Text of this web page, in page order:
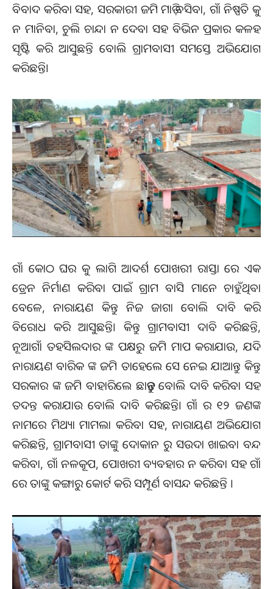
ବିବାଦ କରିବା ସହ, ସରକାରୀ ଜମି ମାଡ଼ି ବସିବା, ଗାଁ ନିଷ୍ପତି କୁ
ନ ମାନିବା, ଚୁଲି ଚାନ୍ଦା ନ ଦେବା ସହ ବିଭିନ ପ୍ରକାର କଳହ
ସୃଷ୍ଟି କରି ଆସୁଛନ୍ତି ବୋଲି ଗ୍ରାମବାସୀ ସମସ୍ତେ ଅଭିଯୋଗ
କରିଛନ୍ତି।
ଗାଁ କୋଠ ଘର କୁ ଲାଗି ଆଦର୍ଶ ପୋଖରୀ ରାସ୍ତା ରେ ଏକ
ଡ୍ରେନ ନିର୍ମାଣ କରିବା ପାଇଁ ଗ୍ରାମ ବାସି ମାନେ ଚାହୁଁଥିବା
ବେଳେ, ନାରାୟଣ କିନ୍ତୁ ନିଜ ଜାଗା ବୋଲି ଦାବି କରି
ବିରୋଧ କରି ଆସୁଛନ୍ତି। କିନ୍ତୁ ଗ୍ରାମବାସୀ ଦାବି କରିଛନ୍ତି,
ନୂଆଗାଁ ତହସିଲଦାର ଙ୍କ ପକ୍ଷରୁ ଜମି ମାପ କରାଯାଉ, ଯଦି
ନାରାୟଣ ବାରିକ ଙ୍କ ଜମି ତାହେଲେ ସେ ନେଇ ଯାଆନ୍ତୁ କିନ୍ତୁ
ସରକାର ଙ୍କ ଜମି ବାହାରିଲେ ଛାଡ଼ନ୍ତୁ ବୋଲି ଦାବି କରିବା ସହ
ତଦନ୍ତ କରାଯାଉ ବୋଲି ଦାବି କରିଛନ୍ତି। ଗାଁ ର ୧୨ ଜଣଙ୍କ
ନାମରେ ମିଥ୍ୟା ମାମଲା କରିବା ସହ, ନାରାୟଣ ଅଭିଯୋଗ
କରିଛନ୍ତି, ଗ୍ରାମବାସୀ ତାଙ୍କୁ ଦୋକାନ ରୁ ସଉଦା ଖାଇବା ବନ୍ଦ
କରିବା, ଗାଁ ନଳକୂପ, ପୋଖରୀ ବ୍ୟବହାର ନ କରିବା ସହ ଗାଁ
ରେ ତାଙ୍କୁ କଙ୍ଗାରୁ କୋର୍ଟ କରି ସମ୍ପୂର୍ଣ ବାସନ୍ଦ କରିଛନ୍ତି ।